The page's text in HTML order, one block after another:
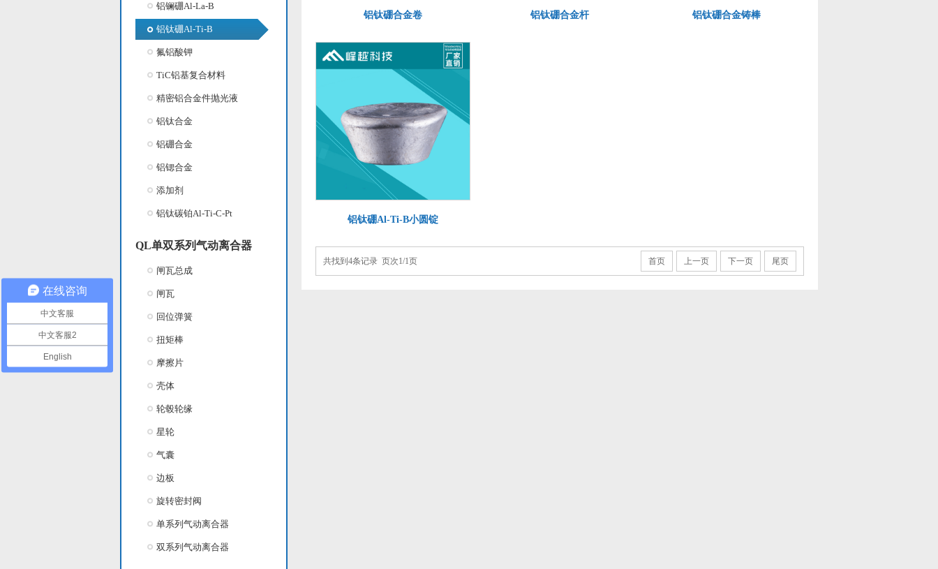
铝镧硼Al-La-B
铝钛硼Al-Ti-B
氟铝酸钾
TiC铝基复合材料
精密铝合金件抛光液
铝钛合金
铝硼合金
铝锶合金
添加剂
铝钛碳铂Al-Ti-C-Pt
QL单双系列气动离合器
闸瓦总成
闸瓦
回位弹簧
扭矩棒
摩擦片
壳体
轮毂轮缘
星轮
气囊
边板
旋转密封阀
单系列气动离合器
双系列气动离合器
铝钛硼合金卷 铝钛硼合金杆 铝钛硼合金铸棒
铝钛硼Al-Ti-B小圆锭
共找到4条记录 页次1/1页 首页 上一页 下一页 尾页
在线咨询
中文客服
中文客服2
English